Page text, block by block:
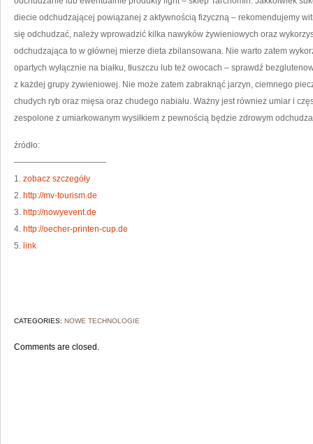
diecie odchudzającej powiązanej z aktywnością fizyczną – rekomendujemy
się odchudzać, należy wprowadzić kilka nawyków żywieniowych oraz
odchudzająca to w głównej mierze dieta zbilansowana. Nie warto zatem
opartych wyłącznie na białku, tłuszczu lub też owocach – sprawdź
z każdej grupy żywieniowej. Nie może zatem zabraknąć jarzyn, ciemnego
chudych ryb oraz mięsa oraz chudego nabiału. Ważny jest również umiar i
zespolone z umiarkowanym wysiłkiem z pewnością będzie zdrowym
źródło:
———————————
1. zobacz szczegóły
2. http://mv-tourism.de
3. http://nowyevent.de
4. http://oecher-printen-cup.de
5. link
CATEGORIES: NOWE TECHNOLOGIE
Comments are closed.